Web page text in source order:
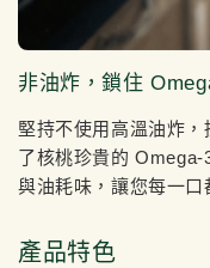
非油炸，鎖住
堅持不使用高溫油炸
了核桃珍貴的
與油耗味，讓您每一口
產品特色